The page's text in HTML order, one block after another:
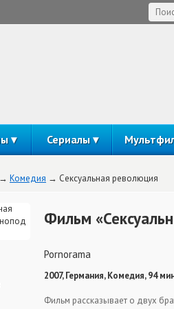
Сериалы
Комедия Сексуальная революция
Фильм
Pornorama
2007, Германия, Комедия, 94
Фильм рассказывает о двух